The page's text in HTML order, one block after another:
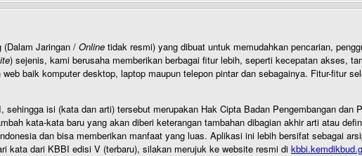
Jaringan / Online tidak resmi) yang dibuat untuk memudahkan pencarian,
) sejenis, kami berusaha memberikan berbagai fitur lebih, seperti kecepatan akses,
baik komputer desktop, laptop maupun telepon pintar dan sebagainya. Fitur-fitur
isi (kata dan arti) tersebut merupakan Hak Cipta Badan Pengembangan dan
kata-kata baru yang akan diberi keterangan tambahan dibagian akhir arti atau
dan bisa memberikan manfaat yang luas. Aplikasi ini lebih bersifat sebagai
kata dari KBBI edisi V (terbaru), silakan merujuk ke website resmi di